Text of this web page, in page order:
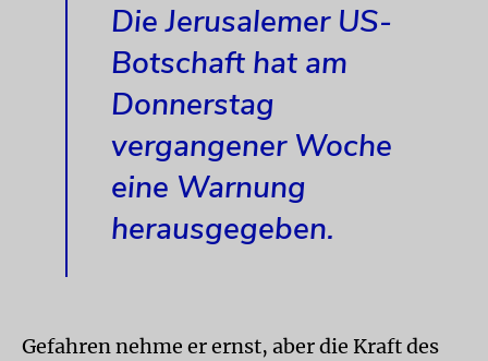
Die Jerusalemer US-
Botschaft hat am
Donnerstag
vergangener Woche
eine Warnung
herausgegeben.
Gefahren nehme er ernst, aber die Kraft des